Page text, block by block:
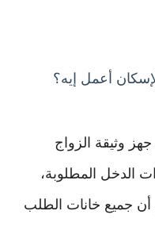
أعمل إيه؟
وثيقة الزواج
الدخل المطلوبة،
أن جميع خانات الطلب